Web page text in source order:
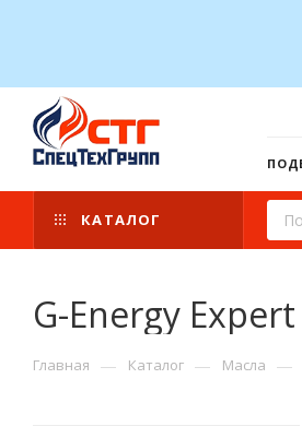
КАТАЛОГ
G-Energy
Главная — Каталог — Масла —